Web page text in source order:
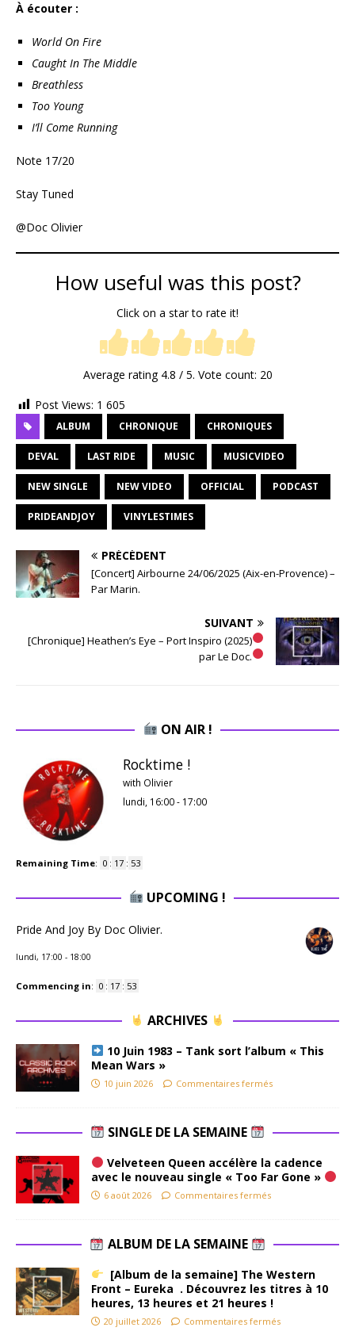
À écouter :
World On Fire
Caught In The Middle
Breathless
Too Young
I’ll Come Running
Note 17/20
Stay Tuned
@Doc Olivier
How useful was this post?
Click on a star to rate it!
Average rating 4.8 / 5. Vote count: 20
Post Views: 1 605
ALBUM CHRONIQUE CHRONIQUES
DEVAL LAST RIDE MUSIC MUSICVIDEO
NEW SINGLE NEW VIDEO OFFICIAL PODCAST
PRIDEANDJOY VINYLESTIMES
PRÉCÉDENT
[Concert] Airbourne 24/06/2025 (Aix-en-Provence) –
Par Marin.
SUIVANT
[Chronique] Heathen’s Eye – Port Inspiro (2025)
par Le Doc.
ON AIR !
Rocktime !
with Olivier
lundi, 16:00- 17:00
Remaining Time: 0 : 17 : 52
UPCOMING !
Pride And Joy By Doc Olivier.
lundi, 17:00 - 18:00
Commencing in: 0 : 17 : 52
ARCHIVES
10 Juin 1983 – Tank sort l’album « This
Mean Wars »
10 juin 2026 Commentaires fermés
SINGLE DE LA SEMAINE
Velveteen Queen accélère la cadence
avec le nouveau single « Too Far Gone »
6 août 2026 Commentaires fermés
ALBUM DE LA SEMAINE
[Album de la semaine] The Western
Front – Eureka . Découvrez les titres à 10
heures, 13 heures et 21 heures !
20 juillet 2026 Commentaires fermés